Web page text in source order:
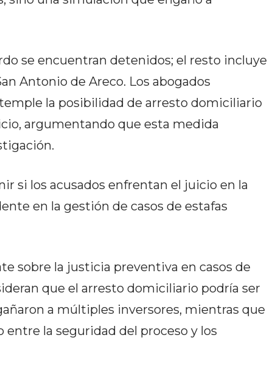
se encuentran detenidos; el resto incluye
Antonio de Areco. Los abogados
la posibilidad de arresto domiciliario
argumentando que esta medida
si los acusados enfrentan el juicio en la
en la gestión de casos de estafas
sobre la justicia preventiva en casos de
que el arresto domiciliario podría ser
a múltiples inversores, mientras que
la seguridad del proceso y los